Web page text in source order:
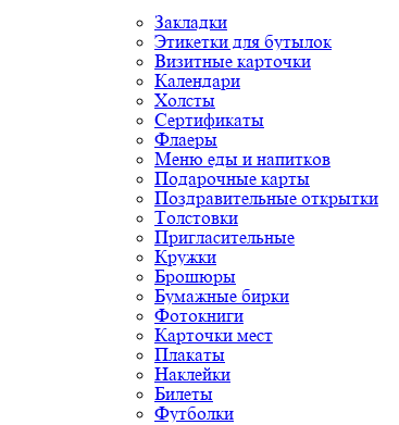
Закладки
Этикетки для бутылок
Визитные карточки
Календари
Холсты
Сертификаты
Флаеры
Меню еды и напитков
Подарочные карты
Поздравительные открытки
Толстовки
Пригласительные
Кружки
Брошюры
Бумажные бирки
Фотокниги
Карточки мест
Плакаты
Наклейки
Билеты
Футболки